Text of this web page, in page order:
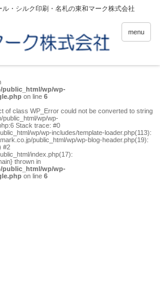
・シルク印刷・名札の東和マーク株式会社
menu
public_html/wp/wp-
on line 6
of class WP_Error could not be converted to string
public_html/wp/wp-
Stack trace: #0
wp/wp-includes/template-loader.php(113):
public_html/wp/wp-blog-header.php(19):
#2
index.php(17):
thrown in
public_html/wp/wp-
on line 6